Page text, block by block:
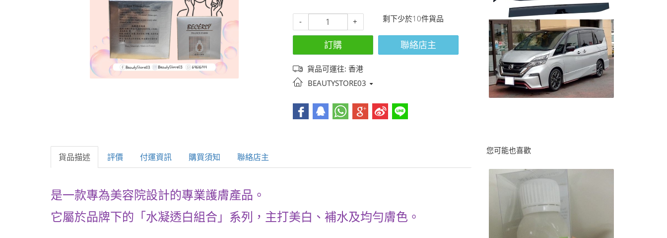
- + 剩下少於10件貨品
訂購 聯絡店主
貨品可運往: 香港
BEAUTYSTORE03
貨品描述 評價 付運資訊 購買須知 聯絡店主
是一款專為美容院設計的專業護膚產品。
它屬於品牌下的「水凝透白組合」系列，主打美白、補水及均勻膚色。
您可能也喜歡